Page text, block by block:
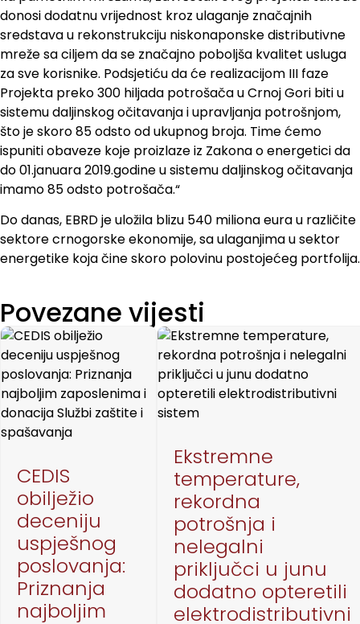
donosi dodatnu vrijednost kroz ulaganje značajnih
sredstava u rekonstrukciju niskonaponske distributivne
mreže sa ciljem da se značajno poboljša kvalitet usluga
za sve korisnike. Podsjetiću da će realizacijom III faze
Projekta preko 300 hiljada potrošača u Crnoj Gori biti u
sistemu daljinskog očitavanja i upravljanja potrošnjom,
što je skoro 85 odsto od ukupnog broja. Time ćemo
ispuniti obaveze koje proizlaze iz Zakona o energetici da
do 01.januara 2019.godine u sistemu daljinskog očitavanja
imamo 85 odsto potrošača.“
Do danas, EBRD je uložila blizu 540 miliona eura u različite
sektore crnogorske ekonomije, sa ulaganjima u sektor
energetike koja čine skoro polovinu postojećeg portfolija.
Povezane vijesti
CEDIS
obilježio
deceniju
uspješnog
poslovanja:
Priznanja
najboljim
Ekstremne
temperature,
rekordna
potrošnja i
nelegalni
priključci u junu
dodatno opteretili
elektrodistributivni